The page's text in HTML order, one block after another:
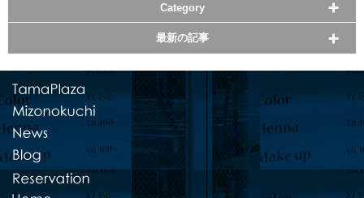
Category
最新の記事